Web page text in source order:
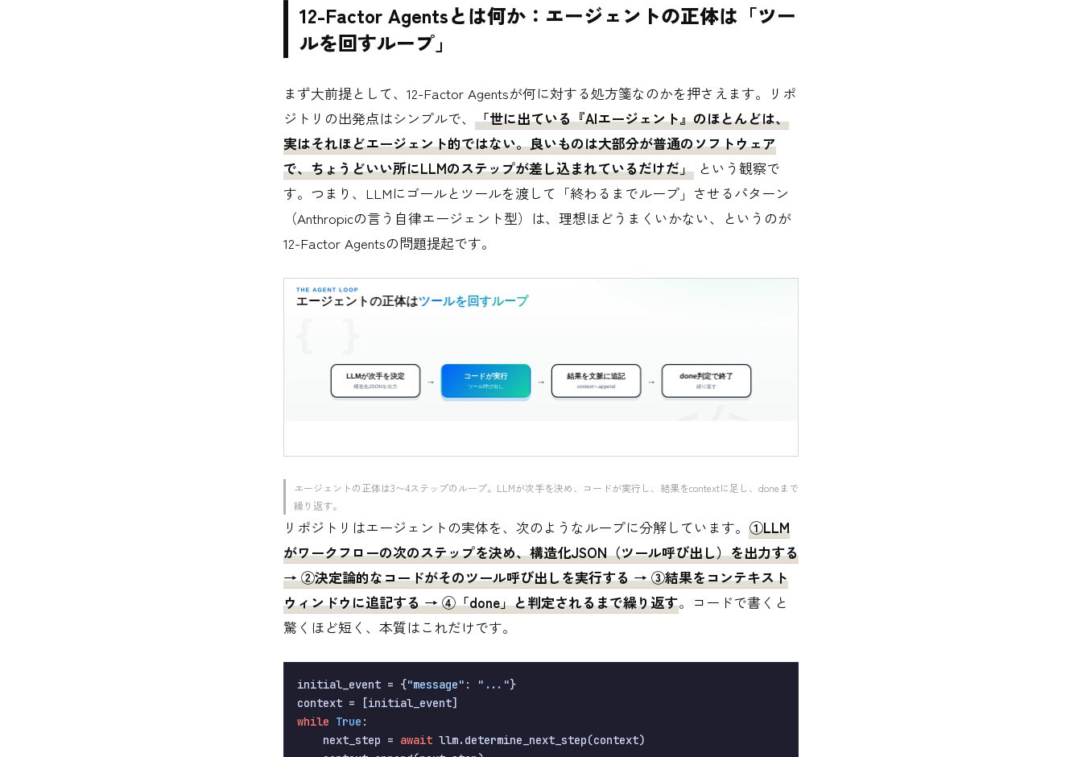
12-Factor Agentsとは何か：エージェントの正体は「ツー
ルを回すループ」
まず大前提として、12-Factor Agentsが何に対する処方箋なのかを押さえます。リポ
ジトリの出発点はシンプルで、 「世に出ている『AIエージェント』のほとんどは、
実はそれほどエージェント的ではない。良いものは大部分が普通のソフトウェア
で、ちょうどいい所にLLMのステップが差し込まれているだけだ」 という観察で
す。つまり、LLMにゴールとツールを渡して「終わるまでループ」させるパターン
（Anthropicの言う自律エージェント型）は、理想ほどうまくいかない、というのが
12-Factor Agentsの問題提起です。
エージェントの正体は3〜4ステップのループ。LLMが次手を決め、コードが実行し、結果をcontextに足し、doneまで
繰り返す。
リポジトリはエージェントの実体を、次のようなループに分解しています。 ①LLM
がワークフローの次のステップを決め、構造化JSON（ツール呼び出し）を出力する
→ ②決定論的なコードがそのツール呼び出しを実行する → ③結果をコンテキスト
ウィンドウに追記する → ④「done」と判定されるまで繰り返す。コードで書くと
驚くほど短く、本質はこれだけです。
initial_event = {"message" : "..."}
while True :
    next_step =
await llm.determine_next_step(context)